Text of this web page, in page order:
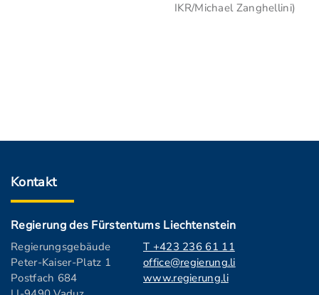
IKR/Michael Zanghellini)
Kontakt
Regierung des Fürstentums Liechtenstein
Regierungsgebäude
Peter-Kaiser-Platz 1
Postfach 684
T +423 236 61 11
office@regierung.li
www.regierung.li